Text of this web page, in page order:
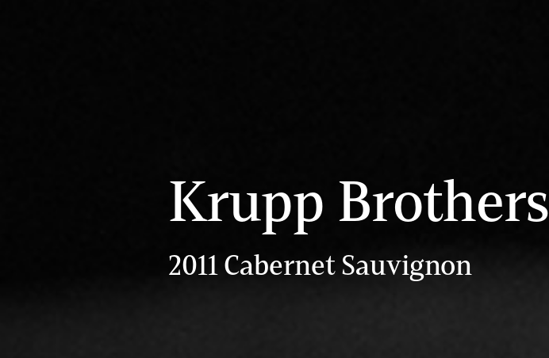
Krupp Brothers
2011 Cabernet Sauvignon